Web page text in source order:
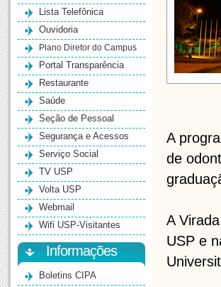
Lista Telefônica
Ouvidoria
Plano Diretor do Campus
Portal Transparência
Restaurante
Saúde
Seção de Pessoal
Segurança e Acessos
Serviço Social
TV USP
Volta USP
Webmail
Wifi USP-Visitantes
Informações
Boletins CIPA
A
de
A
USP e